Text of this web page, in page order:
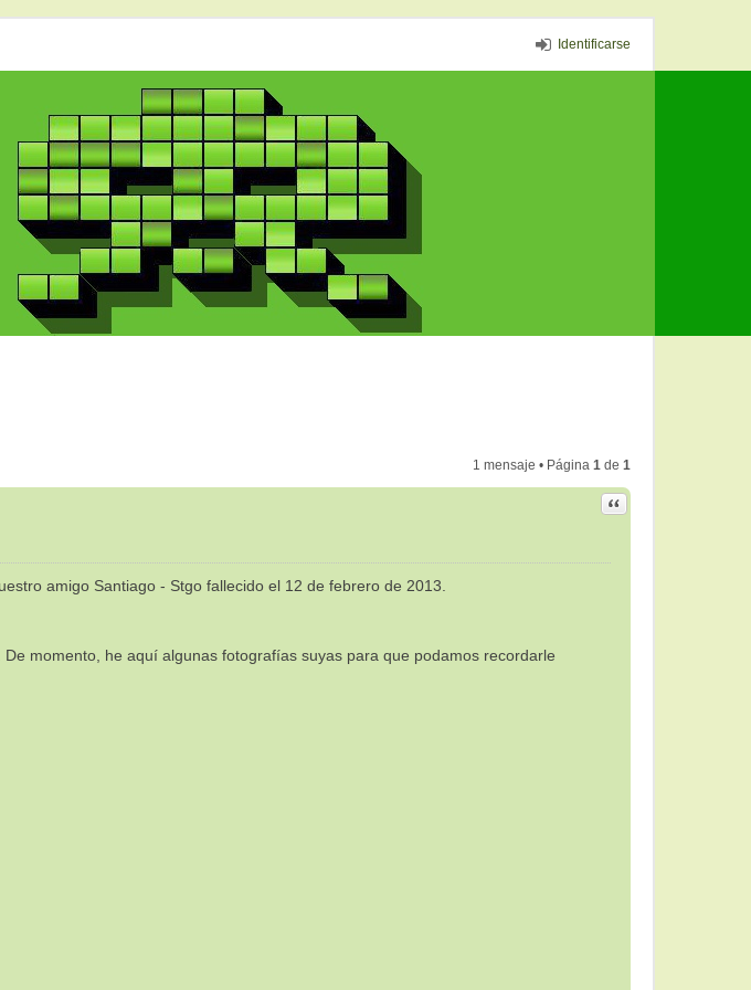
Identificarse
1 mensaje • Página 1 de 1
Citar
amigo Santiago - Stgo fallecido el 12 de febrero de 2013.
momento, he aquí algunas fotografías suyas para que podamos recordarle